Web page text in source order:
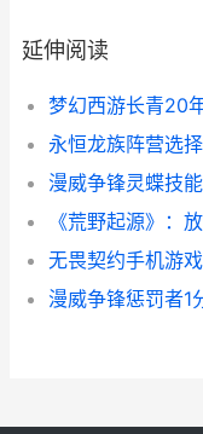
延伸阅读
梦幻西游长青20
永恒龙族阵营选
漫威争锋灵蝶技
无畏契约手机游
漫威争锋惩罚者1